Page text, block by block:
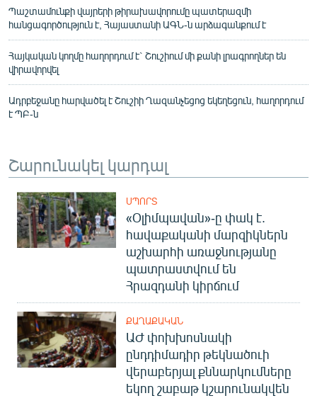
Պաշտամունքի վայրերի թիրախավորումը պատերազմի
հանցագործություն է, Հայաստանի ԱԳՆ-ն արձագանքում է
Հայկական կողմը հաղորդում է` Շուշիում մի քանի լրագրողներ են
վիրավորվել
Ադրբեջանը հարվածել է Շուշիի Ղազանչեցոց եկեղեցուն, հաղորդում
է ՊԲ-ն
Շարունակել կարդալ
ՍՊՈՐՏ
«Օլիմպավան»-ը փակ է.
հավաքականի մարզիկներն
աշխարհի առաջնությանը
պատրաստվում են
Հրազդանի կիրճում
ՔԱՂԱՔԱԿԱՆ
ԱԺ փոխխոսնակի
ընդդիմադիր թեկնածուի
վերաբերյալ քննարկումները
եկող շաբաթ կշարունակվեն